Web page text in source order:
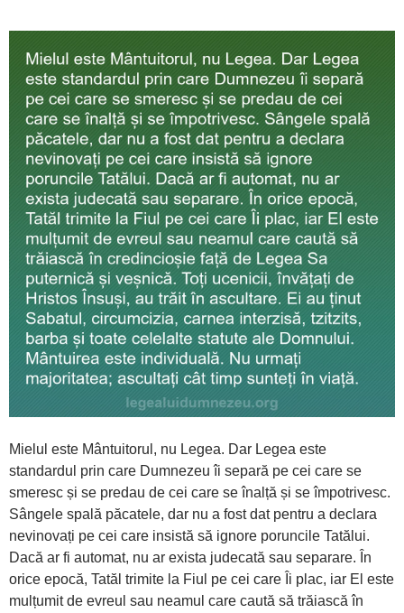
Mielul este Mântuitorul, nu Legea. Dar Legea este
standardul prin care Dumnezeu îi separă pe cei care se
smeresc și se predau de cei care se înalță și se împotrivesc.
Sângele spală păcatele, dar nu a fost dat pentru a declara
nevinovați pe cei care insistă să ignore poruncile Tatălui.
Dacă ar fi automat, nu ar exista judecată sau separare. În
orice epocă, Tatăl trimite la Fiul pe cei care Îi plac, iar El este
mulțumit de evreul sau neamul care caută să trăiască în